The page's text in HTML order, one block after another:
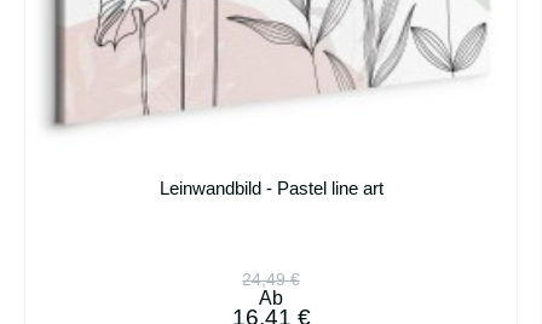
Leinwandbild - Pastel line art
24,49 €
Ab
16,41 €